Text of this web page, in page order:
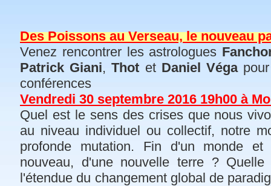
Des Poissons au Verseau, le nouveau
Venez rencontrer les astrologues
Patrick Giani,Thot et Daniel Végapour
conférences
Vendredi 30 septembre 2016 19h00 à
Quel est le sens des crises que nous
au niveau individuel ou collectif, notre
profonde mutation. Fin d'un monde et
nouveau, d'une nouvelle terre ?
l'étendue du changement global de